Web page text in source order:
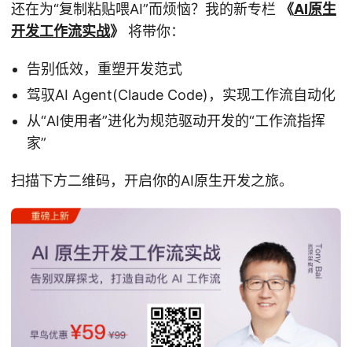
还在为“复制粘贴喂AI”而烦恼？我的新专栏 《AI原生
开发工作流实战》 将带你：
告别低效，重塑开发范式
驾驭AI Agent(Claude Code)，实现工作流自动化
从“AI使用者”进化为规范驱动开发的“工作流指挥
家”
扫描下方二维码，开启你的AI原生开发之旅。